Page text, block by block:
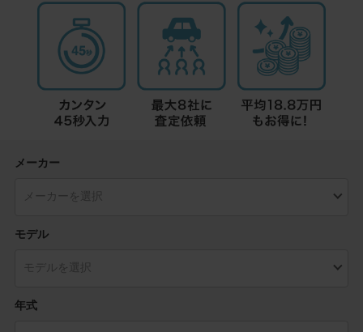
メーカー
モデル
年式